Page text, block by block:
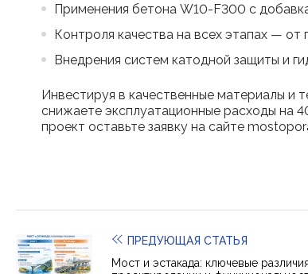
Применения бетона W10-F300 с
Контроля качества на всех этапах —
Внедрения систем катодной защиты и
Инвестируя в качественные материалы и
снижаете эксплуатационные расходы на
проект оставьте заявку на сайте
ПРЕДУЮЩАЯ СТАТЬЯ
Мост и эстакада: ключевые